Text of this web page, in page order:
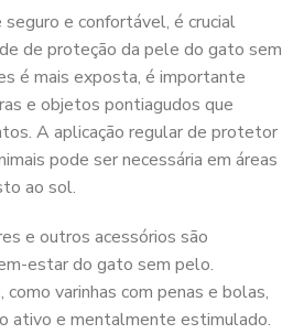
seguro e confortável, é crucial
de proteção da pele do gato sem
é mais exposta, é importante
e objetos pontiagudos que
A aplicação regular de protetor
pode ser necessária em áreas
ao sol.
e outros acessórios são
estar do gato sem pelo.
varinhas com penas e bolas,
ativo e mentalmente estimulado.